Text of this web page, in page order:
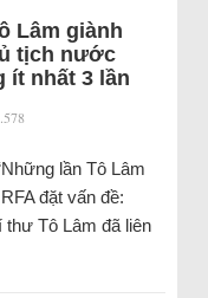
Lâm giành
tịch nước
ít nhất 3 lần
lần Tô Lâm
đặt vấn đề:
thư Tô Lâm đã liên